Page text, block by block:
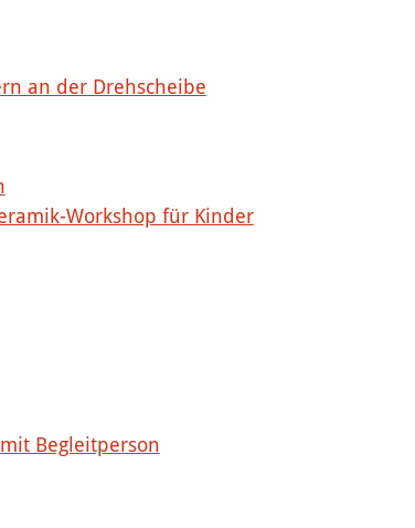
an der Drehscheibe
Workshop für Kinder
Begleitperson